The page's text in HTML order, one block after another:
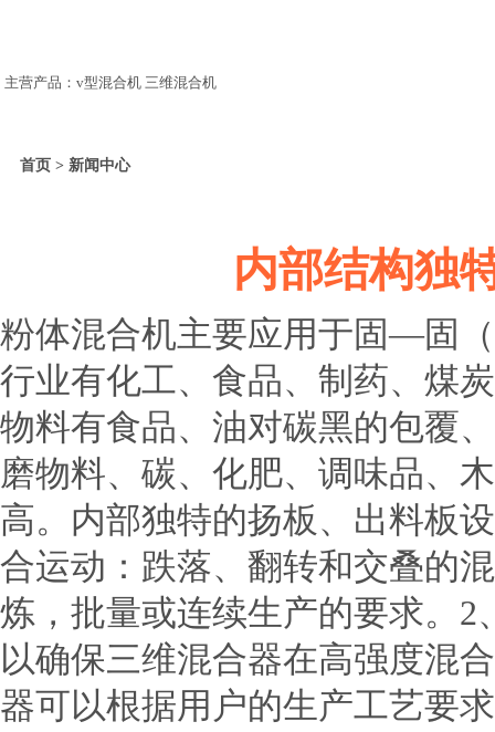
主营产品：v型混合机 三维混合机
首页 > 新闻中心
内部结构独
粉体混合机主要应用于固—固
行业有化工、食品、制药、煤
物料有食品、油对碳黑的包覆
磨物料、碳、化肥、调味品、
高。内部独特的扬板、出料板
合运动：跌落、翻转和交叠的
炼，批量或连续生产的要求。
以确保三维混合器在高强度混
器可以根据用户的生产工艺要